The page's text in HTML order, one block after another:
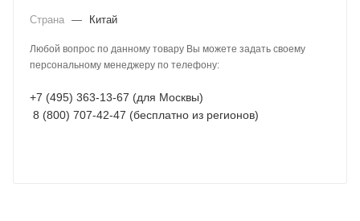
Страна — Китай
Любой вопрос по данному товару Вы можете задать своему
персональному менеджеру по телефону:
+7 (495) 363-13-67 (для Москвы)
8 (800) 707-42-47 (бесплатно из регионов)